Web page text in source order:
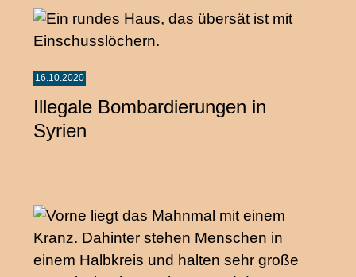
16.10.2020
Illegale Bombardierungen in
Syrien